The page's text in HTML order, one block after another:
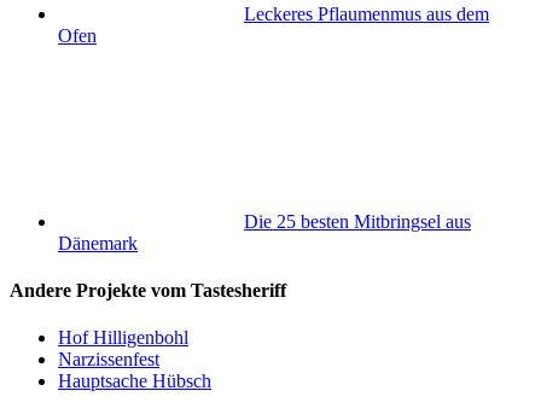
Leckeres Pflaumenmus aus dem
Ofen
Die 25 besten Mitbringsel aus
Dänemark
Andere Projekte vom Tastesheriff
Hof Hilligenbohl
Narzissenfest
Hauptsache Hübsch